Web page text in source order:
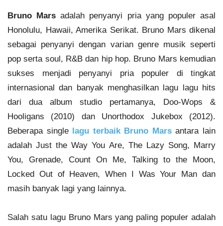
Bruno Mars adalah penyanyi pria yang populer asal
Honolulu, Hawaii, Amerika Serikat. Bruno Mars dikenal
sebagai penyanyi dengan varian genre musik seperti
pop serta soul, R&B dan hip hop. Bruno Mars kemudian
sukses menjadi penyanyi pria populer di tingkat
internasional dan banyak menghasilkan lagu lagu hits
dari dua album studio pertamanya, Doo-Wops &
Hooligans (2010) dan Unorthodox Jukebox (2012).
Beberapa single lagu terbaik Bruno Marsantara lain
adalah Just the Way You Are, The Lazy Song, Marry
You, Grenade, Count On Me, Talking to the Moon,
Locked Out of Heaven, When I Was Your Man dan
masih banyak lagi yang lainnya.
Salah satu lagu Bruno Mars yang paling populer adalah